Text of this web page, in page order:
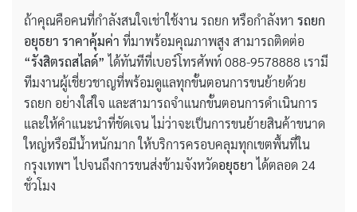
ถ้าคุณคือคนที่กำลังสนใจเช่าใช้งาน รถยก หรือกำลังหา รถยก
อยุธยา ราคาคุ้มค่า ที่มาพร้อมคุณภาพสูง สามารถติดต่อ
“รังสิตรถสไลด์” ได้ทันทีที่เบอร์โทรศัพท์ 088-9578888 เรามี
ทีมงานผู้เชี่ยวชาญที่พร้อมดูแลทุกขั้นตอนการขนย้ายด้วย
รถยก อย่างใส่ใจ และสามารถจำแนกขั้นตอนการดำเนินการ
และให้คำแนะนำที่ชัดเจน ไม่ว่าจะเป็นการขนย้ายสินค้าขนาด
ใหญ่หรือมีน้ำหนักมาก ให้บริการครอบคลุมทุกเขตพื้นที่ใน
กรุงเทพฯ ไปจนถึงการขนส่งข้ามจังหวัดอยุธยาได้ตลอด 24
ชั่วโมง